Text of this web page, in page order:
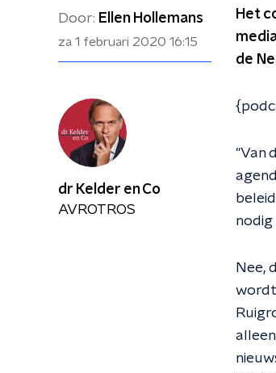
Door: Ellen Hollemans
za 1 februari 2020 16:15
Het
de
"Van
nodig
Nee,
wordt
dr Kelder en Co
AVROTROS